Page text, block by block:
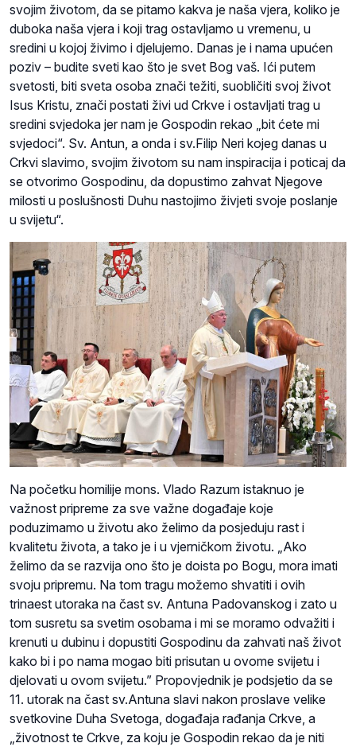
svojim životom, da se pitamo kakva je naša vjera, koliko je
duboka naša vjera i koji trag ostavljamo u vremenu, u
sredini u kojoj živimo i djelujemo. Danas je i nama upućen
poziv – budite sveti kao što je svet Bog vaš. Ići putem
svetosti, biti sveta osoba znači težiti, suobličiti svoj život
Isus Kristu, znači postati živi ud Crkve i ostavljati trag u
sredini svjedoka jer nam je Gospodin rekao „bit ćete mi
svjedoci“. Sv. Antun, a onda i sv.Filip Neri kojeg danas u
Crkvi slavimo, svojim životom su nam inspiracija i poticaj da
se otvorimo Gospodinu, da dopustimo zahvat Njegove
milosti u poslušnosti Duhu nastojimo živjeti svoje poslanje
u svijetu“.
Na početku homilije mons. Vlado Razum istaknuo je
važnost pripreme za sve važne događaje koje
poduzimamo u životu ako želimo da posjeduju rast i
kvalitetu života, a tako je i u vjerničkom životu. „Ako
želimo da se razvija ono što je doista po Bogu, mora imati
svoju pripremu. Na tom tragu možemo shvatiti i ovih
trinaest utoraka na čast sv. Antuna Padovanskog i zato u
tom susretu sa svetim osobama i mi se moramo odvažiti i
krenuti u dubinu i dopustiti Gospodinu da zahvati naš život
kako bi i po nama mogao biti prisutan u ovome svijetu i
djelovati u ovom svijetu.” Propovjednik je podsjetio da se
11. utorak na čast sv.Antuna slavi nakon proslave velike
svetkovine Duha Svetoga, događaja rađanja Crkve, a
„životnost te Crkve, za koju je Gospodin rekao da je niti